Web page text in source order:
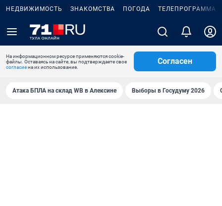
НЕДВИЖИМОСТЬ ЗНАКОМСТВА ПОГОДА ТЕЛЕПРОГРАММА
На информационном ресурсе применяются cookie-
файлы. Оставаясь на сайте, вы подтверждаете свое
согласиена их использование.
Согласен
Атака БПЛА на склад WB в Алексине Выборы в Госудуму 2026